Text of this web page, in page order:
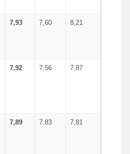
7,93 7,60 8,21
7,92 7,56 7,87
7,89 7,83 7,81